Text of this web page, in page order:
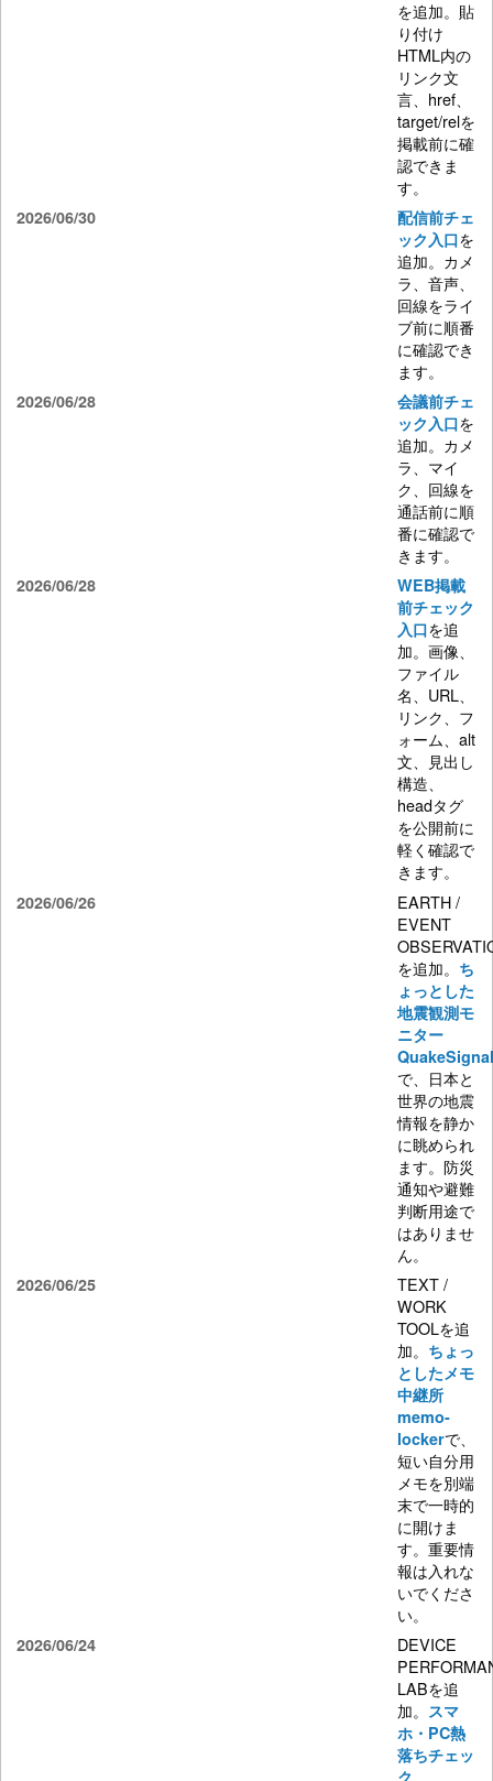
を追加。貼
り付け
HTML内の
リンク文
言、href、
target/relを
掲載前に確
認できま
す。
2026/06/30
配信前チェ
ック入口を
追加。カメ
ラ、音声、
回線をライ
ブ前に順番
に確認でき
ます。
2026/06/28
会議前チェ
ック入口を
追加。カメ
ラ、マイ
ク、回線を
通話前に順
番に確認で
きます。
2026/06/28
WEB掲載
前チェック
入口を追
加。画像、
ファイル
名、URL、
リンク、フ
ォーム、alt
文、見出し
構造、
headタグ
を公開前に
軽く確認で
きます。
2026/06/26
EARTH /
EVENT
を追加。 ち
ょっとした
地震観測モ
ニター
で、日本と
世界の地震
情報を静か
に眺められ
ます。防災
通知や避難
判断用途で
はありませ
ん。
2026/06/25
TEXT /
WORK
TOOLを追
加。 ちょっ
としたメモ
中継所
memo-
lockerで、
短い自分用
メモを別端
末で一時的
に開けま
す。重要情
報は入れな
いでくださ
い。
2026/06/24
DEVICE
LABを追
加。 スマ
ホ・PC熱
落ちチェッ
ク